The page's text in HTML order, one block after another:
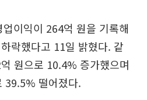
이익이 264억 원을 기록해
락했다고 11일 밝혔다. 같
원으로 10.4% 증가했으며
39.5% 떨어졌다.